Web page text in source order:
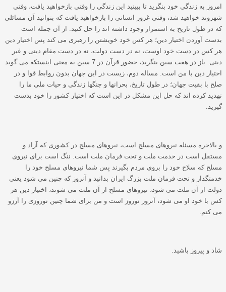
امروز به زندگی خود بنگرید تا ببینید این زندگی را وقتی بازخواهید یافت، وقتی
شهروند خواهید شد، وقتی غرور انسانی را بازخواهید یافت که بتوانید آن مسائلی
که در طول تاریخ به استمرار وجود داشته اند را حل کنید. از آن جمله است
بدست آوردن اختیار دین؛ هر کس خود خویشتن را رهبری می کند پس اختیار دین
هر کس در دست خود اوست، نه در دست دولت، نه در دست مقام دینی و غیر
دینی. باز در هفت سین بنگرید، حضور قرآن در 7 سین به معنی اینستکه می گوید
اختیار دین با من است. مساله دوم، زیست در این جهان بدون روابط قوا و در
صلح با بقیت جهان؛ در طول تاریخ، بحرانها و جنگها زندگی و حیات ملی ما را
تهدید کرده اند که حل این مشکل در این است که اختیار کشور را خود بدست
گیرید.
و بالاخره مسئله نیروهای مسلح است، نیروهای مسلح در کشوری که آزاد و
مستقل است در خدمت ملت و تحت فرمان ملت است. ننگ است برای نیروی
مسلح که سلاح خود را بروی مردم بگیرند پس شما نیروهای مسلح خود را
خدمتگذار و تحت فرمان ملت بزرگ ایران بدانید و آنروز که چنین می شود یعنی
دولت از آن ملت می شود، نیروهای مسلح از آن ملت می شوند، اختیار دین هر
کس با خود او می شود، آنروز نوروز است و من برای شما چنین نوروزی را آرزو
می کنم.
شاد و پیروز باشید.